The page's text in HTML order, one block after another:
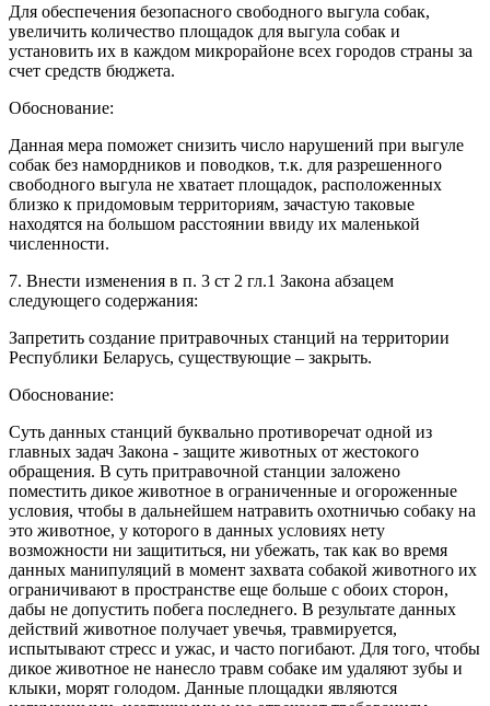
Для обеспечения безопасного свободного выгула собак,
увеличить количество площадок для выгула собак и
установить их в каждом микрорайоне всех городов страны за
счет средств бюджета.
Обоснование:
Данная мера поможет снизить число нарушений при выгуле
собак без намордников и поводков, т.к. для разрешенного
свободного выгула не хватает площадок, расположенных
близко к придомовым территориям, зачастую таковые
находятся на большом расстоянии ввиду их маленькой
численности.
7. Внести изменения в п. 3 ст 2 гл.1 Закона абзацем
следующего содержания:
Запретить создание притравочных станций на территории
Республики Беларусь, существующие – закрыть.
Обоснование:
Суть данных станций буквально противоречат одной из
главных задач Закона - защите животных от жестокого
обращения. В суть притравочной станции заложено
поместить дикое животное в ограниченные и огороженные
условия, чтобы в дальнейшем натравить охотничью собаку на
это животное, у которого в данных условиях нету
возможности ни защититься, ни убежать, так как во время
данных манипуляций в момент захвата собакой животного их
ограничивают в пространстве еще больше с обоих сторон,
дабы не допустить побега последнего. В результате данных
действий животное получает увечья, травмируется,
испытывают стресс и ужас, и часто погибают. Для того, чтобы
дикое животное не нанесло травм собаке им удаляют зубы и
клыки, морят голодом. Данные площадки являются